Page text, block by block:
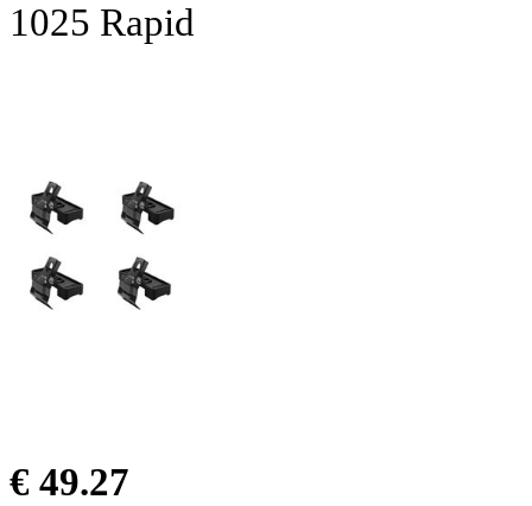
1025 Rapid
€ 49.27